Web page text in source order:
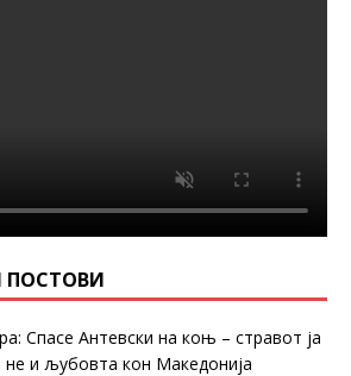
Спасе Антевски на коњ – стравот ја
и љубовта кон Македонија